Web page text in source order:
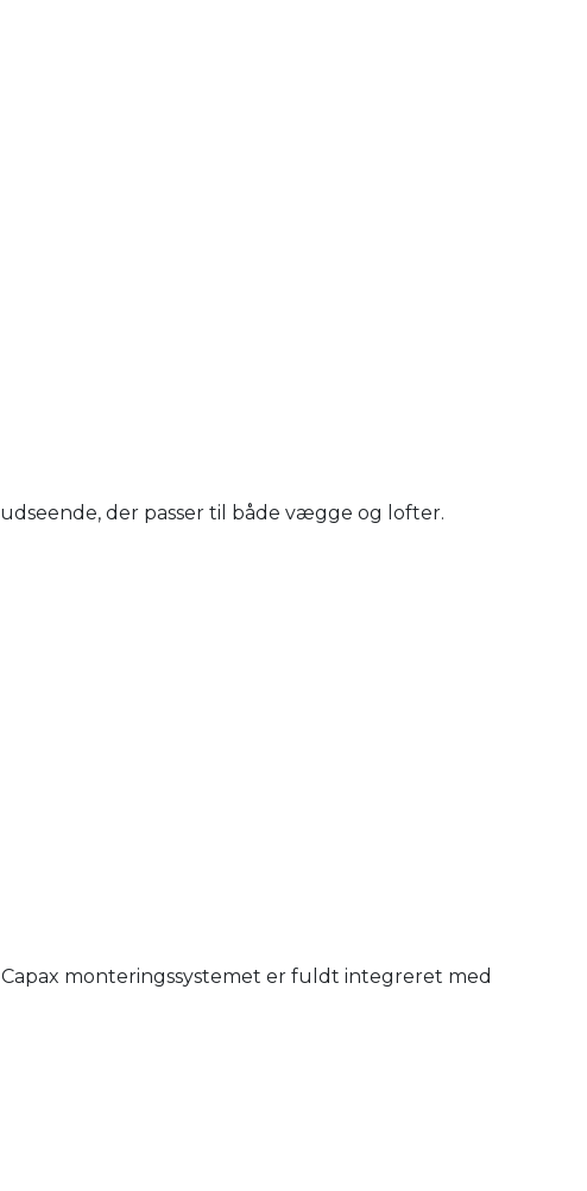
der passer til både vægge og lofter.
monteringssystemet er fuldt integreret med